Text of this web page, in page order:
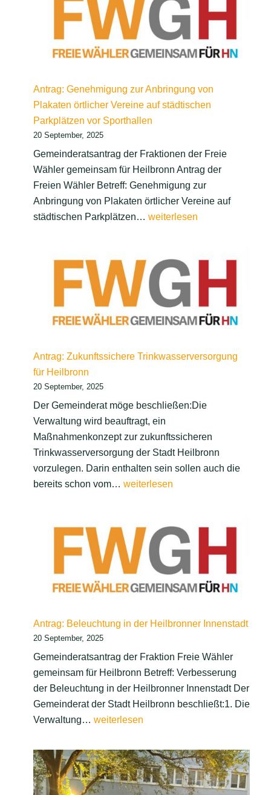
Wähler/
Antrag: Genehmigung zur Anbringung von
Plakaten örtlicher Vereine auf städtischen
Parkplätzen vor Sporthallen
20 September, 2025
Gemeinderatsantrag der Fraktionen der Freie
Wähler gemeinsam für Heilbronn Antrag der
Freien Wähler Betreff: Genehmigung zur
Anbringung von Plakaten örtlicher Vereine auf
städtischen Parkplätzen… Antrag:
Anbringung
von
Plakaten
örtlicher
Vereine
städtischen
Sporthallen
weiterlesen
Antrag: Zukunftssichere Trinkwasserversorgung
für Heilbronn
20 September, 2025
Der Gemeinderat möge beschließen:Die
Verwaltung wird beauftragt, ein
Maßnahmenkonzept zur zukunftssicheren
Trinkwasserversorgung der Stadt Heilbronn
vorzulegen. Darin enthalten sein sollen auch die
bereits schon vom… Antrag:
für
Heilbronn
weiterlesen
Antrag: Beleuchtung in der Heilbronner Innenstadt
20 September, 2025
Gemeinderatsantrag der Fraktion Freie Wähler
gemeinsam für Heilbronn Betreff: Verbesserung
der Beleuchtung in der Heilbronner Innenstadt Der
Gemeinderat der Stadt Heilbronn beschließt:1. Die
Verwaltung… Antrag:
in
der
Heilbronner
weiterlesen